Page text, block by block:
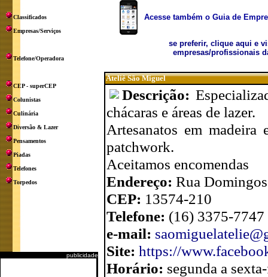
Classificados
Empresas/Serviços
Telefone/Operadora
CEP - superCEP
Colunistas
Culinária
Diversão & Lazer
Pensamentos
Piadas
Telefones
Torpedos
publicidade
Acesse também o Guia de
se preferir, clique aqui e
empresas/profissionais
Ateliê São Miguel
Descrição:
chácaras e áreas de lazer.
Artesanatos em
patchwork.
Aceitamos encomendas
Endereço: Rua
CEP: 13574-210
Telefone: (16) 3375-
e-mail:
Site: https://
Horário: segunda a